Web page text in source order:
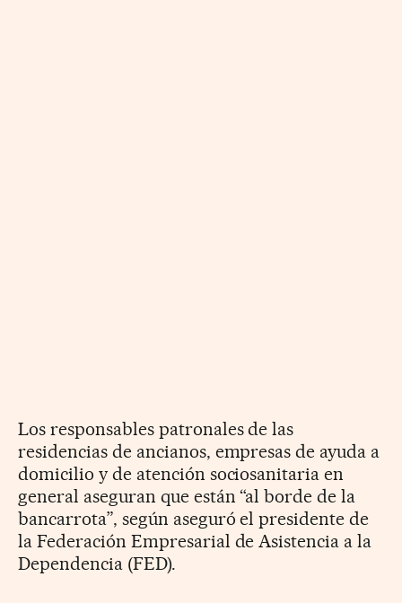
Los responsables patronales de las
residencias de ancianos, empresas de ayuda a
domicilio y de atención sociosanitaria en
general aseguran que están “al borde de la
bancarrota”, según aseguró el presidente de
la Federación Empresarial de Asistencia a la
Dependencia (FED).